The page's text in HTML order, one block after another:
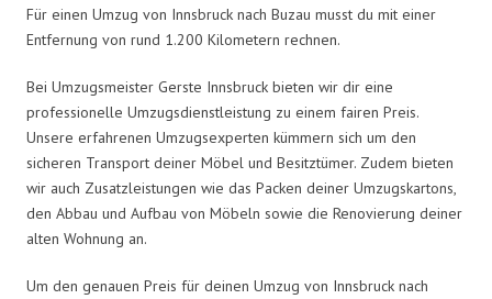
Für einen Umzug von Innsbruck nach Buzau musst du mit einer
Entfernung von rund 1.200 Kilometern rechnen.
Bei Umzugsmeister Gerste Innsbruck bieten wir dir eine
professionelle Umzugsdienstleistung zu einem fairen Preis.
Unsere erfahrenen Umzugsexperten kümmern sich um den
sicheren Transport deiner Möbel und Besitztümer. Zudem bieten
wir auch Zusatzleistungen wie das Packen deiner Umzugskartons,
den Abbau und Aufbau von Möbeln sowie die Renovierung deiner
alten Wohnung an.
Um den genauen Preis für deinen Umzug von Innsbruck nach